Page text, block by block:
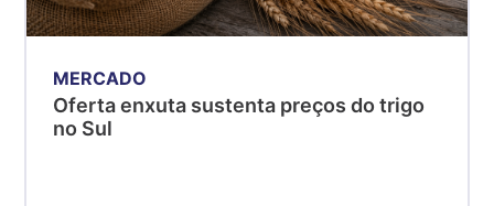
MERCADO
Oferta enxuta sustenta preços do trigo
no Sul